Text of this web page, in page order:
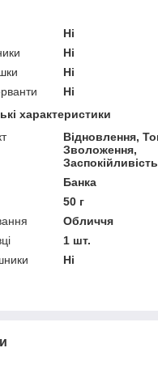
Ні
Ні
Ні
Ні
характеристики
Відновлення,
Зволоження,
Заспокійливість
Банка
50 г
Обличчя
1 шт.
Ні